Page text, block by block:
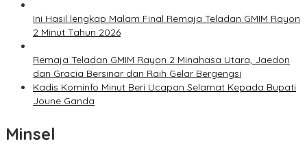
Ini Hasil lengkap Malam Final Remaja Teladan GMIM Rayon
2 Minut Tahun 2026
Remaja Teladan GMIM Rayon 2 Minahasa Utara, Jaedon
dan Gracia Bersinar dan Raih Gelar Bergengsi
Kadis Kominfo Minut Beri Ucapan Selamat Kepada Bupati
Joune Ganda
Minsel